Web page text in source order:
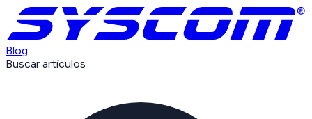
Blog
Buscar artículos